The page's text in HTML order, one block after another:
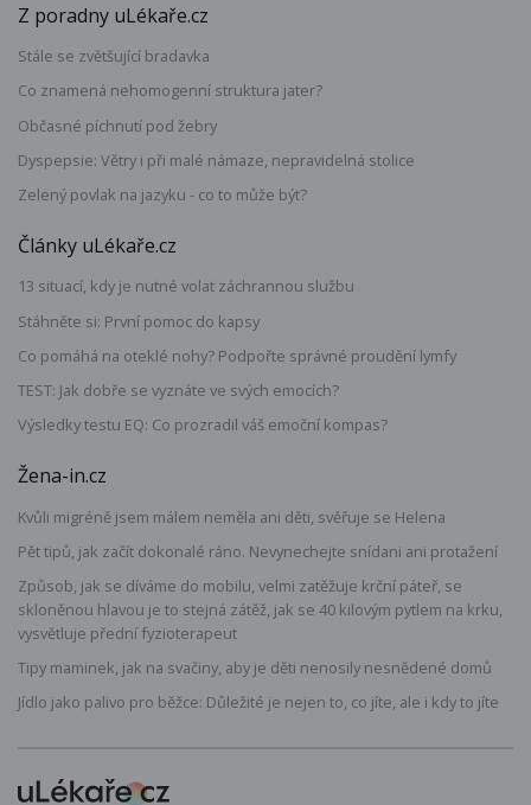
Z poradny uLékaře.cz
Stále se zvětšující bradavka
Co znamená nehomogenní struktura jater?
Občasné píchnutí pod žebry
Dyspepsie: Větry i při malé námaze, nepravidelná stolice
Zelený povlak na jazyku - co to může být?
Články uLékaře.cz
13 situací, kdy je nutné volat záchrannou službu
Stáhněte si: První pomoc do kapsy
Co pomáhá na oteklé nohy? Podpořte správné proudění lymfy
TEST: Jak dobře se vyznáte ve svých emocích?
Výsledky testu EQ: Co prozradil váš emoční kompas?
Žena-in.cz
Kvůli migréně jsem málem neměla ani děti, svěřuje se Helena
Pět tipů, jak začít dokonalé ráno. Nevynechejte snídani ani protažení
Způsob, jak se díváme do mobilu, velmi zatěžuje krční páteř, se
skloněnou hlavou je to stejná zátěž, jak se 40 kilovým pytlem na krku,
vysvětluje přední fyzioterapeut
Tipy maminek, jak na svačiny, aby je děti nenosily nesnědené domů
Jídlo jako palivo pro běžce: Důležité je nejen to, co jíte, ale i kdy to jíte